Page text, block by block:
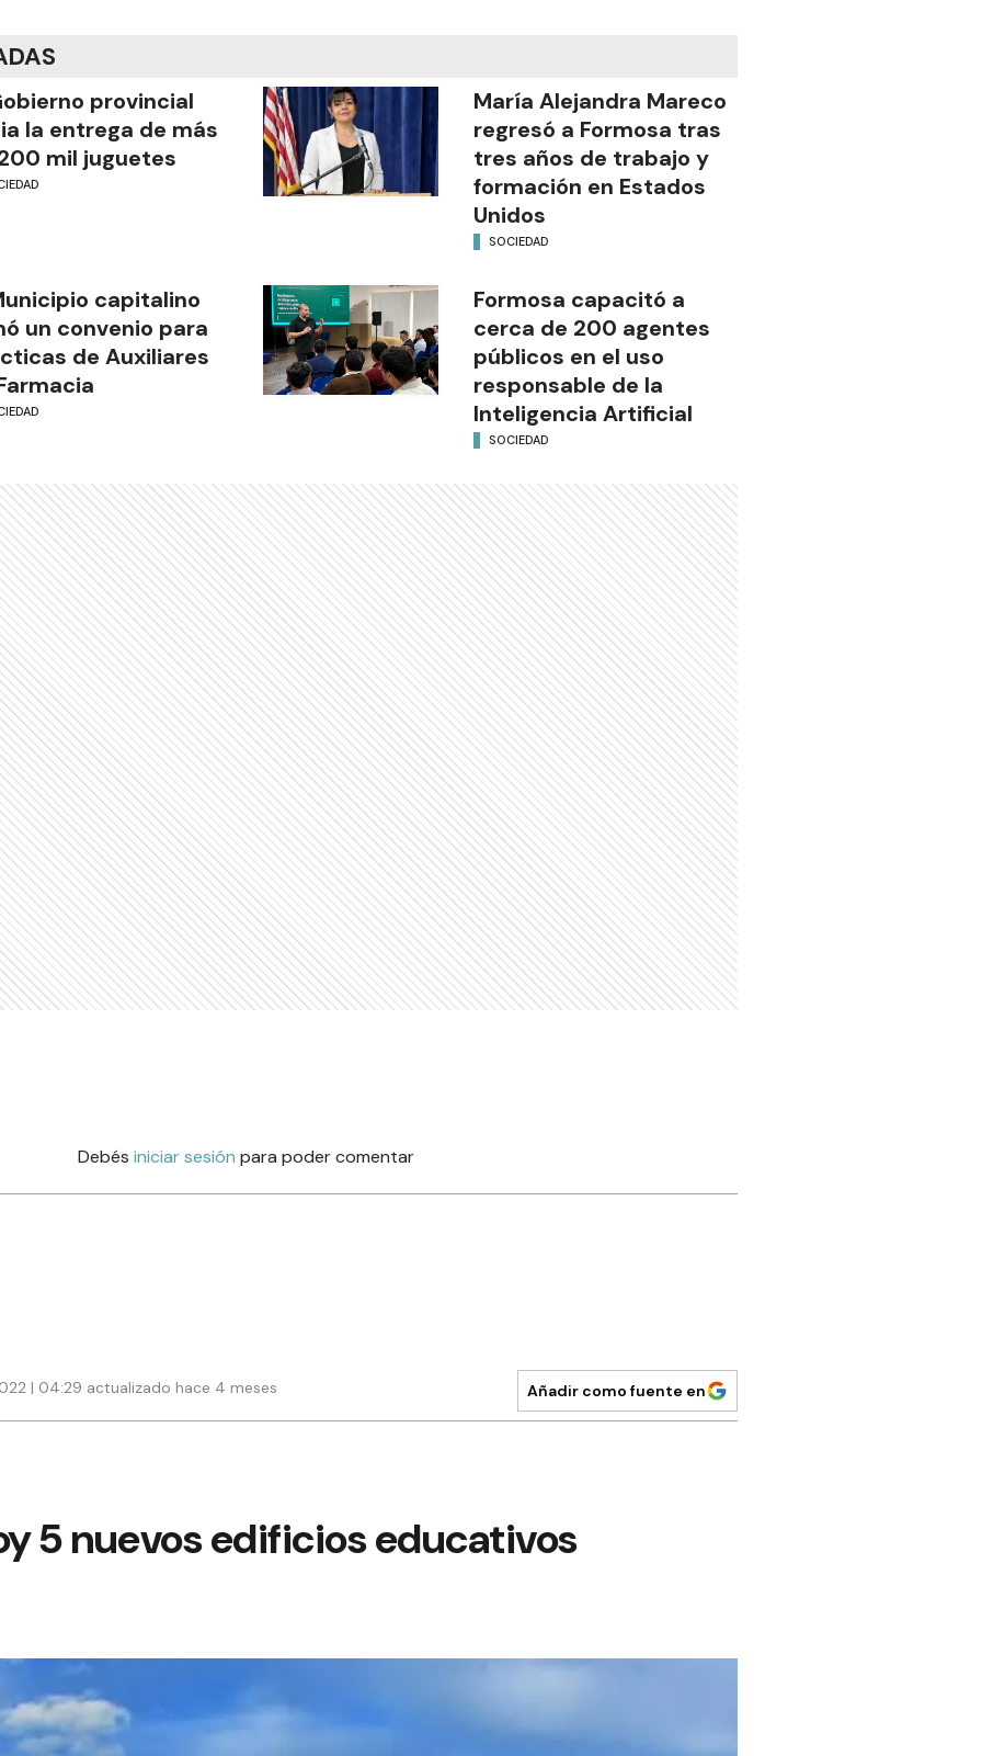
provincial
la entrega de más
mil juguetes
María Alejandra Mareco
regresó a Formosa tras
tres años de trabajo y
formación en Estados
Unidos
SOCIEDAD
capitalino
un convenio para
de Auxiliares
Formosa capacitó a
cerca de 200 agentes
públicos en el uso
responsable de la
Inteligencia Artificial
SOCIEDAD
Debés iniciar sesión para poder comentar
| 04:29 actualizado hace 4 meses Añadir como fuente en
5 nuevos edificios educativos